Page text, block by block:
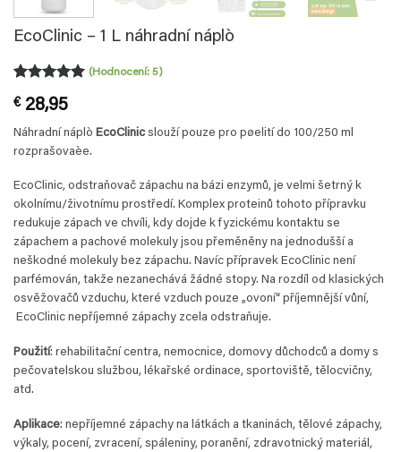
EcoClinic – 1 L náhradní náplò
Hodnoceno
5z 5 na
5
hodnocení
zákazníků
(Hodnocení: 5)
€28,95
Náhradní náplò EcoClinicslouží pouze pro pøelití do 100/250 ml
rozprašovaèe.
EcoClinic, odstraňovač zápachu na bázi enzymů, je velmi šetrný k
okolnímu/životnímu prostředí. Komplex proteinů tohoto přípravku
redukuje zápach ve chvíli, kdy dojde k fyzickému kontaktu se
zápachem a pachové molekuly jsou přeměněny na jednodušší a
neškodné molekuly bez zápachu. Navíc přípravek EcoClinic není
parfémován, takže nezanechává žádné stopy. Na rozdíl od klasických
osvěžovačů vzduchu, které vzduch pouze „ovoní“ příjemnější vůní,
EcoClinic nepříjemné zápachy zcela odstraňuje.
Použití: rehabilitační centra, nemocnice, domovy důchodců a domy s
pečovatelskou službou, lékařské ordinace, sportoviště, tělocvičny,
atd.
Aplikace: nepříjemné zápachy na látkách a tkaninách, tělové zápachy,
výkaly, pocení, zvracení, spáleniny, poranění, zdravotnický materiál,